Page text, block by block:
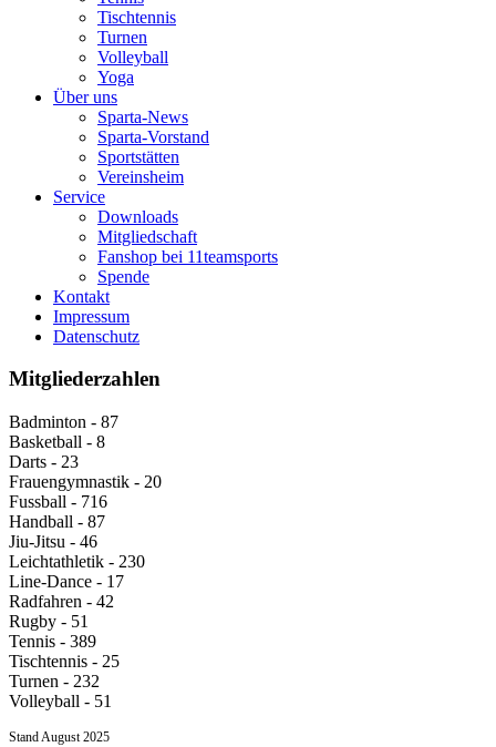
Tischtennis
Turnen
Volleyball
Yoga
Über uns
Sparta-News
Sparta-Vorstand
Sportstätten
Vereinsheim
Service
Downloads
Mitgliedschaft
Fanshop bei 11teamsports
Spende
Kontakt
Impressum
Datenschutz
Mitgliederzahlen
Badminton - 87
Basketball - 8
Darts - 23
Frauengymnastik - 20
Fussball - 716
Handball - 87
Jiu-Jitsu - 46
Leichtathletik - 230
Line-Dance - 17
Radfahren - 42
Rugby - 51
Tennis - 389
Tischtennis - 25
Turnen - 232
Volleyball - 51
Stand August 2025